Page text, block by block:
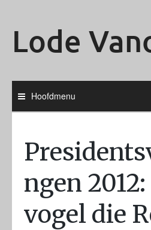
Lode
Hoofdmenu
ngen
vogel die